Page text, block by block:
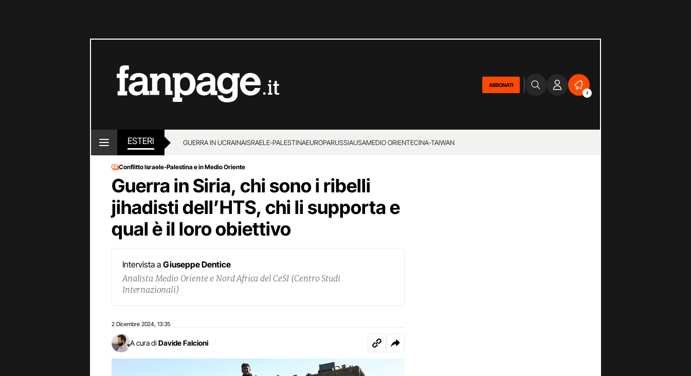
ABBONATI
2
ESTERI GUERRA IN UCRAINAISRAELE-PALESTINAEUROPARUSSIAUSAMEDIO ORIENTECINA-TAIWAN
Conflitto Israele-Palestina e in Medio Oriente
Guerra in Siria, chi sono i ribelli
jihadisti dell’HTS, chi li supporta e
qual è il loro obiettivo
Intervista a Giuseppe Dentice
Analista Medio Oriente e Nord Africa del CeSI (Centro Studi
Internazionali)
2 Dicembre 2024 13:35
A cura di Davide Falcioni